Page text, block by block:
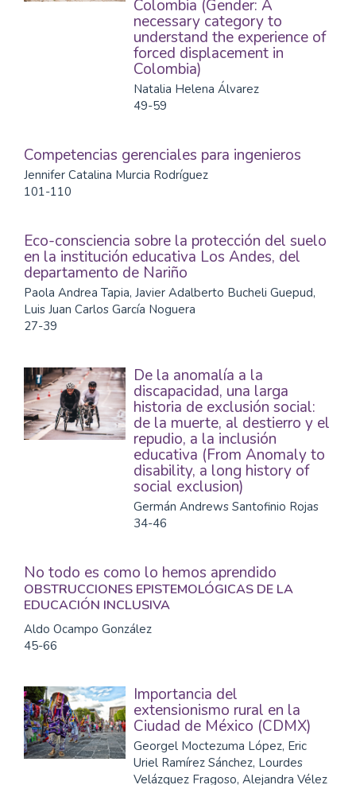
Colombia (Gender: A
necessary category to
understand the experience of
forced displacement in
Colombia)
Natalia Helena Álvarez
49-59
Competencias gerenciales para ingenieros
Jennifer Catalina Murcia Rodríguez
101-110
Eco-consciencia sobre la protección del suelo
en la institución educativa Los Andes, del
departamento de Nariño
Paola Andrea Tapia, Javier Adalberto Bucheli Guepud,
Luis Juan Carlos García Noguera
27-39
De la anomalía a la
discapacidad, una larga
historia de exclusión social:
de la muerte, al destierro y el
repudio, a la inclusión
educativa (From Anomaly to
disability, a long history of
social exclusion)
Germán Andrews Santofinio Rojas
34-46
No todo es como lo hemos aprendido
OBSTRUCCIONES EPISTEMOLÓGICAS DE LA
EDUCACIÓN INCLUSIVA
Aldo Ocampo González
45-66
Importancia del
extensionismo rural en la
Ciudad de México (CDMX)
Georgel Moctezuma López, Eric
Uriel Ramírez Sánchez, Lourdes
Velázquez Fragoso, Alejandra Vélez